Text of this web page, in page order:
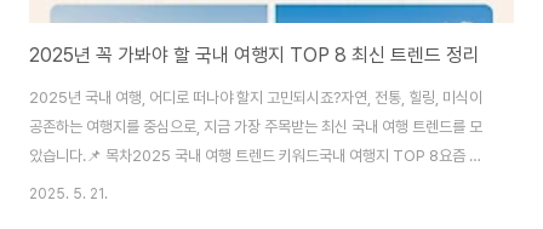
2025년 꼭 가봐야 할 국내 여행지 TOP 8 최신 트렌드 정리
2025년 국내 여행, 어디로 떠나야 할지 고민되시죠?자연, 전통, 힐링, 미식이
공존하는 여행지를 중심으로, 지금 가장 주목받는 최신 국내 여행 트렌드를 모
았습니다.📌 목차2025 국내 여행 트렌드 키워드국내 여행지 TOP 8요즘 뜨
는 신규 여행지자주 묻는 질문 (FAQ)🧭 2025 국내 여행 트렌드 키워드로컬
2025. 5. 21.